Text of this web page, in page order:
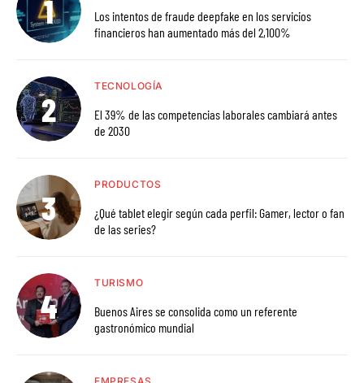
Los intentos de fraude deepfake en los servicios
financieros han aumentado más del 2,100%
TECNOLOGÍA
El 39% de las competencias laborales cambiará antes
de 2030
PRODUCTOS
¿Qué tablet elegir según cada perfil: Gamer, lector o fan
de las series?
TURISMO
Buenos Aires se consolida como un referente
gastronómico mundial